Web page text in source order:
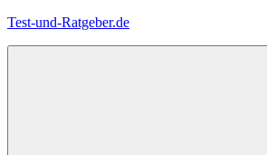
Zum
Test-und-Ratgeber.de